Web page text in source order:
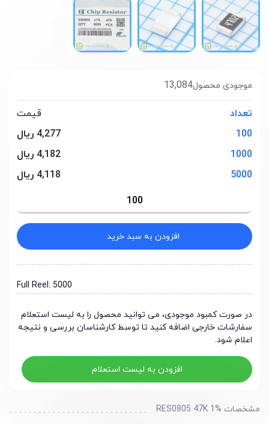
13,084موجودی محصول
تعداد
قیمت
100
4,277 ریال
1000
4,182 ریال
5000
4,118 ریال
افزودن به سبد خرید
Full Reel: 5000
در صورت کمبود موجودی، می توانید محصول را به لیست استعلام
سفارشات خارجی اضافه کنید تا توسط کارشناسان بررسی و نتیجه
اعلام شود.
افزودن به لیست استعلام
مشخصات RES0805 47K 1%